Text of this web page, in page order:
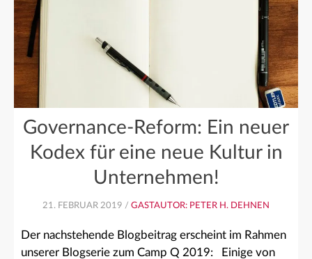
Governance-Reform: Ein neuer
Kodex für eine neue Kultur in
Unternehmen!
21. FEBRUAR 2019 / GASTAUTOR: PETER H. DEHNEN
Der nachstehende Blogbeitrag erscheint im Rahmen
unserer Blogserie zum Camp Q 2019: Einige von